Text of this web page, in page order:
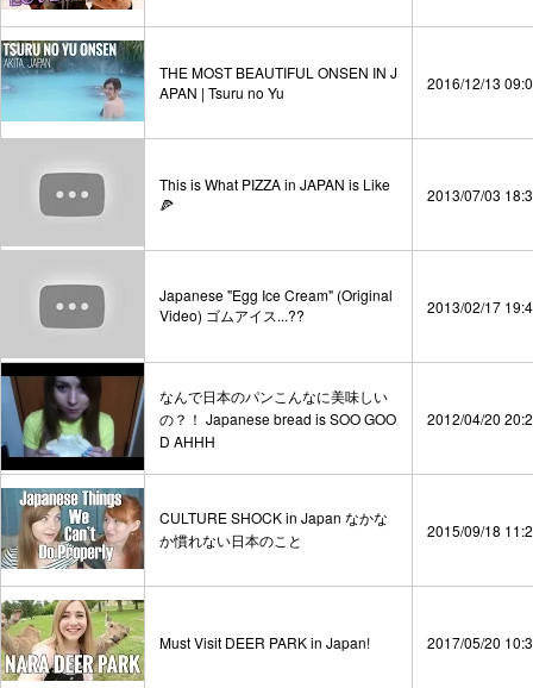
THE MOST BEAUTIFUL ONSEN IN J
APAN | Tsuru no Yu
2016/12/13
This is What PIZZA in JAPAN is Like
🍕
2013/07/03
Japanese "Egg Ice Cream" (Original
Video) ゴムアイス...??
2013/02/17
なんで日本のパンこんなに美味しい
の？！ Japanese bread is SOO GOO
D AHHH
2012/04/20
CULTURE SHOCK in Japan なかな
か慣れない日本のこと
2015/09/18
Must Visit DEER PARK in Japan! 2017/05/20